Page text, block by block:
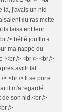
là, j'avais un nid
du ras motte
faisaient leur
/> bébé joufflu a
ma nappe du
!<br /> <br /> <br />
avoir fait
> <br /> Il se porte
il m'a regardé
de son nid.<br />
/>